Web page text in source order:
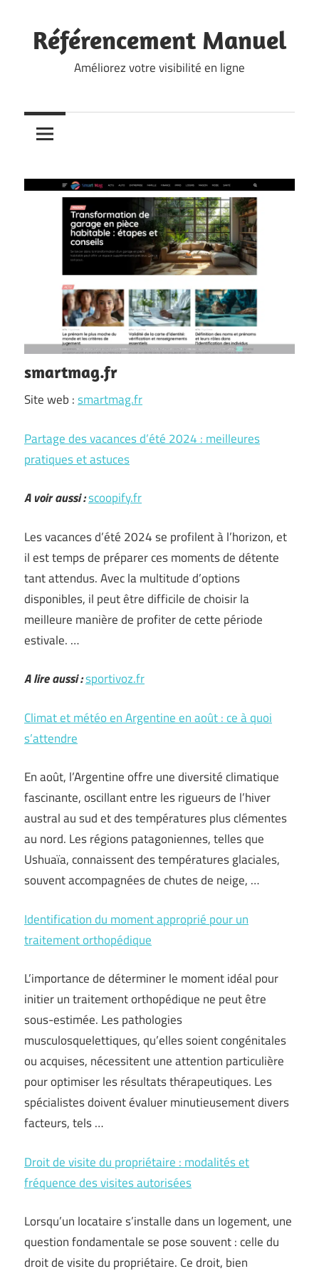
to
content
Référencement Manuel
Améliorez votre visibilité en ligne
smartmag.fr
Site web :smartmag.fr
Partage des vacances d’été 2024 : meilleures
pratiques et astuces
A voir aussi :scoopify.fr
Les vacances d’été 2024 se profilent à l’horizon, et
il est temps de préparer ces moments de détente
tant attendus. Avec la multitude d’options
disponibles, il peut être difficile de choisir la
meilleure manière de profiter de cette période
estivale. …
A lire aussi :sportivoz.fr
Climat et météo en Argentine en août : ce à quoi
s’attendre
En août, l’Argentine offre une diversité climatique
fascinante, oscillant entre les rigueurs de l’hiver
austral au sud et des températures plus clémentes
au nord. Les régions patagoniennes, telles que
Ushuaïa, connaissent des températures glaciales,
souvent accompagnées de chutes de neige, …
Identification du moment approprié pour un
traitement orthopédique
L’importance de déterminer le moment idéal pour
initier un traitement orthopédique ne peut être
sous-estimée. Les pathologies
musculosquelettiques, qu’elles soient congénitales
ou acquises, nécessitent une attention particulière
pour optimiser les résultats thérapeutiques. Les
spécialistes doivent évaluer minutieusement divers
facteurs, tels …
Droit de visite du propriétaire : modalités et
fréquence des visites autorisées
Lorsqu’un locataire s’installe dans un logement, une
question fondamentale se pose souvent : celle du
droit de visite du propriétaire. Ce droit, bien